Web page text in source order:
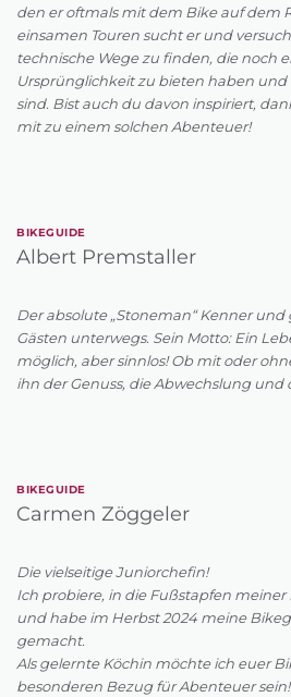
den er oftmals mit dem Bike auf dem
einsamen Touren sucht er und
technische Wege zu finden, die noch
Ursprünglichkeit zu bieten haben und
sind. Bist auch du davon inspiriert,
mit zu einem solchen Abenteuer!
BIKEGUIDE
Albert Premstaller
Der absolute „Stoneman“ Kenner
Gästen unterwegs. Sein Motto: Ein
möglich, aber sinnlos! Ob mit oder
ihn der Genuss, die Abwechslung und
BIKEGUIDE
Carmen Zöggeler
Die vielseitige Juniorchefin!
Ich probiere, in die Fußstapfen
und habe im Herbst 2024 meine
gemacht.
Als gelernte Köchin möchte ich euer
besonderen Bezug für Abenteuer sein!